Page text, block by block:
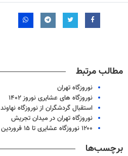
مطالب مرتبط
نوروزگاه تهران
نوروزگاه های عشایری نوروز ۱۴۰۲
استقبال گردشگران از نوروزگاه نهاوند
نوروزگاه تهران در میدان تجریش
۱۲۰۰ نوروزگاه عشایری تا ۱۵ فروردین فعال هستند
برچسب‌ها